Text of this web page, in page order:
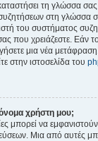
τη γλώσσα σας
στη γλώσσα
του συστήματος
που χρειάζεστε. Εάν
μια νέα
στην ιστοσελίδα του
όνομα χρήστη μου;
μπορεί να
Μια από αυτές